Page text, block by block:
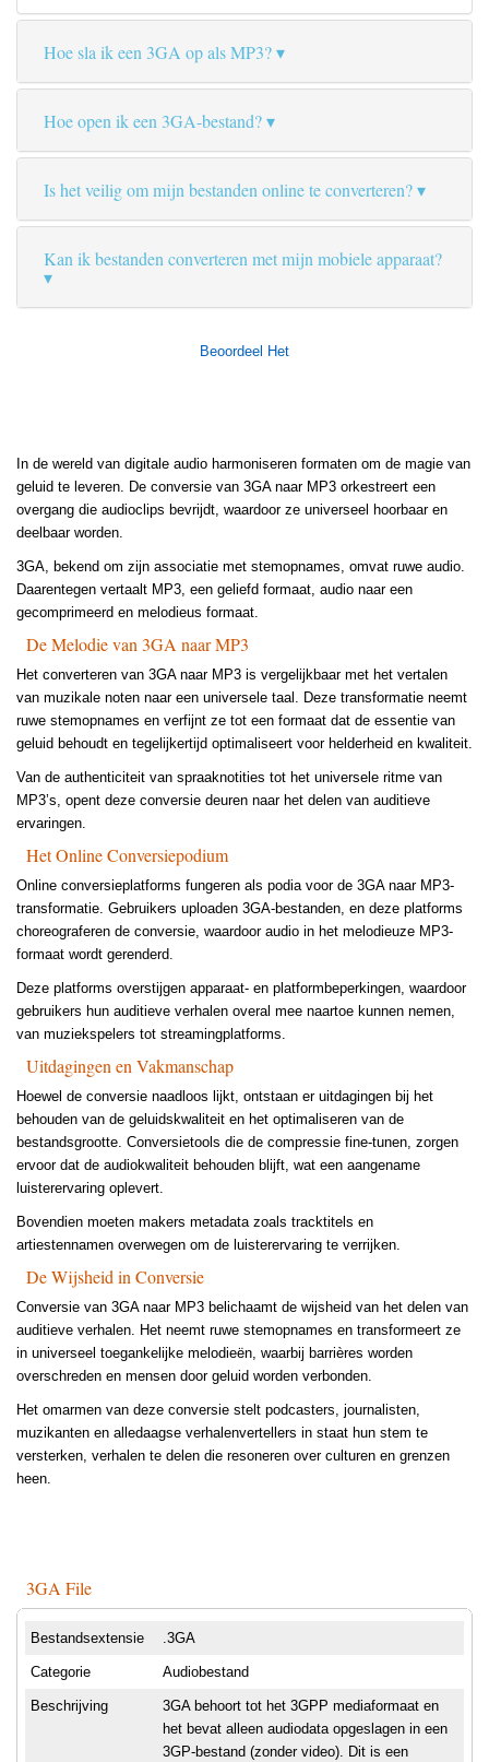
Hoe sla ik een 3GA op als MP3?
Hoe open ik een 3GA-bestand?
Is het veilig om mijn bestanden online te converteren?
Kan ik bestanden converteren met mijn mobiele apparaat?
Beoordeel Het
In de wereld van digitale audio harmoniseren formaten om de magie van
geluid te leveren. De conversie van 3GA naar MP3 orkestreert een
overgang die audioclips bevrijdt, waardoor ze universeel hoorbaar en
deelbaar worden.
3GA, bekend om zijn associatie met stemopnames, omvat ruwe audio.
Daarentegen vertaalt MP3, een geliefd formaat, audio naar een
gecomprimeerd en melodieus formaat.
De Melodie van 3GA naar MP3
Het converteren van 3GA naar MP3 is vergelijkbaar met het vertalen
van muzikale noten naar een universele taal. Deze transformatie neemt
ruwe stemopnames en verfijnt ze tot een formaat dat de essentie van
geluid behoudt en tegelijkertijd optimaliseert voor helderheid en kwaliteit.
Van de authenticiteit van spraaknotities tot het universele ritme van
MP3’s, opent deze conversie deuren naar het delen van auditieve
ervaringen.
Het Online Conversiepodium
Online conversieplatforms fungeren als podia voor de 3GA naar MP3-
transformatie. Gebruikers uploaden 3GA-bestanden, en deze platforms
choreograferen de conversie, waardoor audio in het melodieuze MP3-
formaat wordt gerenderd.
Deze platforms overstijgen apparaat- en platformbeperkingen, waardoor
gebruikers hun auditieve verhalen overal mee naartoe kunnen nemen,
van muziekspelers tot streamingplatforms.
Uitdagingen en Vakmanschap
Hoewel de conversie naadloos lijkt, ontstaan er uitdagingen bij het
behouden van de geluidskwaliteit en het optimaliseren van de
bestandsgrootte. Conversietools die de compressie fine-tunen, zorgen
ervoor dat de audiokwaliteit behouden blijft, wat een aangename
luisterervaring oplevert.
Bovendien moeten makers metadata zoals tracktitels en
artiestennamen overwegen om de luisterervaring te verrijken.
De Wijsheid in Conversie
Conversie van 3GA naar MP3 belichaamt de wijsheid van het delen van
auditieve verhalen. Het neemt ruwe stemopnames en transformeert ze
in universeel toegankelijke melodieën, waarbij barrières worden
overschreden en mensen door geluid worden verbonden.
Het omarmen van deze conversie stelt podcasters, journalisten,
muzikanten en alledaagse verhalenvertellers in staat hun stem te
versterken, verhalen te delen die resoneren over culturen en grenzen
heen.
3GA File
Bestandsextensie .3GA
Categorie Audiobestand
Beschrijving
3GA behoort tot het 3GPP mediaformaat en
het bevat alleen audiodata opgeslagen in een
3GP-bestand (zonder video). Dit is een